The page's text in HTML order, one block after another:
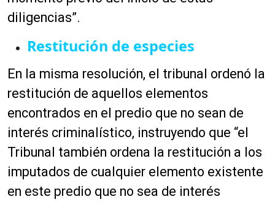
diligencias”.
Restitución de especies
En la misma resolución, el tribunal ordenó la
restitución de aquellos elementos
encontrados en el predio que no sean de
interés criminalístico, instruyendo que “el
Tribunal también ordena la restitución a los
imputados de cualquier elemento existente
en este predio que no sea de interés